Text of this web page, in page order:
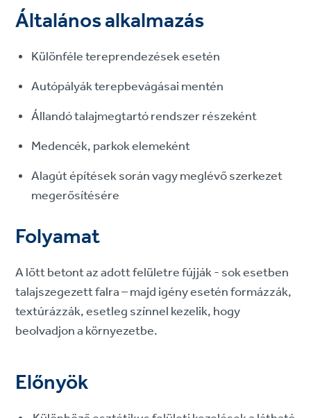
Általános alkalmazás
Különféle tereprendezések esetén
Autópályák terepbevágásai mentén
Állandó talajmegtartó rendszer részeként
Medencék, parkok elemeként
Alagút építések során vagy meglévő szerkezet
megerősítésére
Folyamat
A lőtt betont az adott felületre fújják - sok esetben
talajszegezett falra – majd igény esetén formázzák,
textúrázzák, esetleg színnel kezelik, hogy
beolvadjon a környezetbe.
Előnyök